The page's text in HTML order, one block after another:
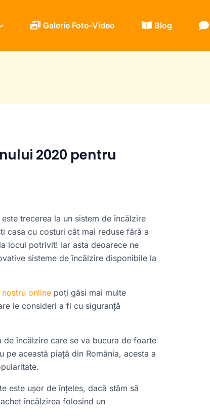
Galerie Foto-Video Blog
2020 pentru
trecerea la un sistem de încălzire
casa cu costuri cât mai reduse fără a
locul potrivit! Iar asta deoarece ne
sisteme de încălzire disponibile la
onlinepoți găsi mai multe
le consideri a fi cu siguranță
de încălzire care se va bucura de foarte
pe această piață din România, acesta a
este ușor de înțeles, dacă stăm să
încălzirea folosind un